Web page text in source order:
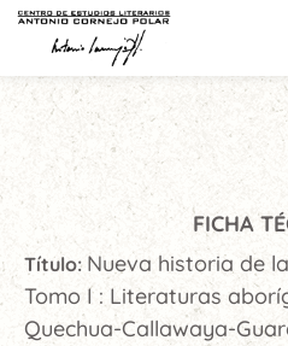
FICHA
Título: Nueva historia de
Tomo I : Literaturas
Quechua-Callawaya-